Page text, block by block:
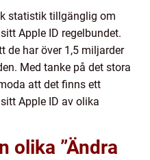
statistik tillgänglig om
Apple ID regelbundet.
de har över 1,5 miljarder
Med tanke på det stora
att det finns ett
Apple ID av olika
olika ”Ändra